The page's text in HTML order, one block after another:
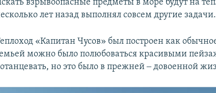
взрывоопасные предметы в море будут на
лет назад выполнял совсем другие задачи.
«Капитан Чусов» был построен как
можно было полюбоваться красивыми
но это было в прежней ‒ довоенной